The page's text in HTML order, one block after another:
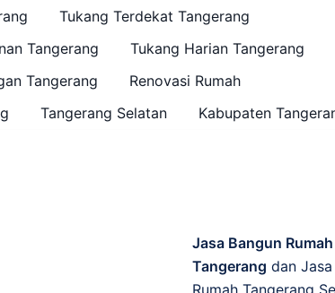
Tukang Terdekat Tangerang
Tangerang
Tukang Harian Tangerang
Tangerang
Renovasi Rumah
Tangerang Selatan Kabupaten
Jasa Bangun Rumah
Tangerang dan
Rumah Tangerang